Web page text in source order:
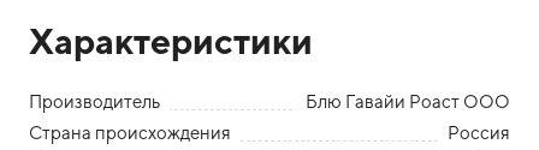
Характеристики
Производитель
Блю Гавайи Роаст ООО
Страна происхождения
Россия